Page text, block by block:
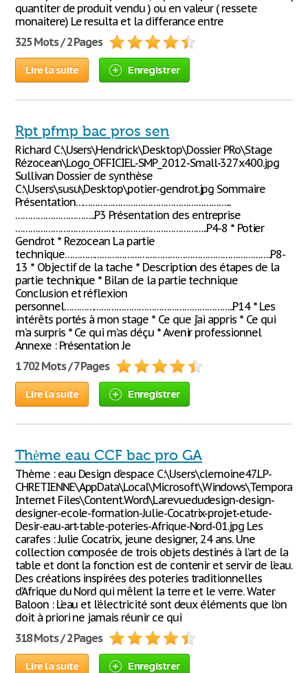
quantiter de produit vendu ) ou en valeur ( ressete
monaitere) Le resulta et la differance entre
325 Mots / 2 Pages
Lire la suite Enregistrer
Rpt pfmp bac pros sen
Richard C:\Users\Hendrick\Desktop\Dossier PRo\Stage
Rézocean\Logo_OFFICIEL-SMP_2012-Small-327x400.jpg
Sullivan Dossier de synthèse
C:\Users\susu\Desktop\potier-gendrot.jpg Sommaire
Présentation……………………………………………………...
…………………………...P3 Présentation des entreprise
…………………………………………………………………..P4-8 * Potier
Gendrot * Rezocean La partie
technique………………………………………………………………………..P8-
13 * Objectif de la tache * Description des étapes de la
partie technique * Bilan de la partie technique
Conclusion et réflexion
personnel…………………………………………………………..P14 * Les
intérêts portés à mon stage * Ce que j’ai appris * Ce qui
m’a surpris * Ce qui m‘as déçu * Avenir professionnel
Annexe : Présentation Je
1 702 Mots / 7 Pages
Lire la suite Enregistrer
Thème eau CCF bac pro GA
Thème : eau Design d’espace C:\Users\clemoine47.LP-
CHRETIENNE\AppData\Local\Microsoft\Windows\Temporary
Internet Files\Content.Word\Larevuedudesign-design-
designer-ecole-formation-Julie-Cocatrix-projet-etude-
Desir-eau-art-table-poteries-Afrique-Nord-01.jpg Les
carafes : Julie Cocatrix, jeune designer, 24 ans. Une
collection composée de trois objets destinés à l’art de la
table et dont la fonction est de contenir et servir de l’eau.
Des créations inspirées des poteries traditionnelles
d’Afrique du Nord qui mêlent la terre et le verre. Water
Baloon : L’eau et l’électricité sont deux éléments que l’on
doit à priori ne jamais réunir ce qui
318 Mots / 2 Pages
Lire la suite Enregistrer